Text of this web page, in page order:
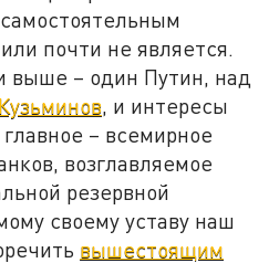
почти не является.
выше – один Путин, над
, и интересы
– всемирное
возглавляемое
резервной
своему уставу наш
вышестоящим